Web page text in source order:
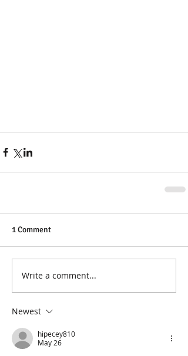
1 Comment
Write a comment...
Newest
hipecey810
May 26